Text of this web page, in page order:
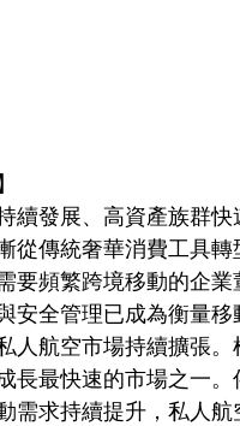
續發展、高資產族群
從傳統奢華消費工具
要頻繁跨境移動的企
安全管理已成為衡量
人航空市場持續擴張
長最快速的市場之一
需求持續提升，私人